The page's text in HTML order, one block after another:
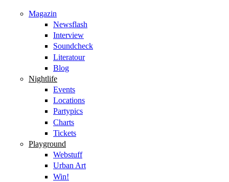
Magazin
Newsflash
Interview
Soundcheck
Literatour
Blog
Nightlife
Events
Locations
Partypics
Charts
Tickets
Playground
Webstuff
Urban Art
Win!